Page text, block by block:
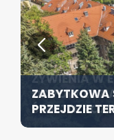
ZABYTKOWA
PRZEJDZIE
ŻYWIENIA W
ŚWIETLE
SZCZECIN